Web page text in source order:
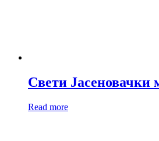
Свети Јасеновачки
Read more